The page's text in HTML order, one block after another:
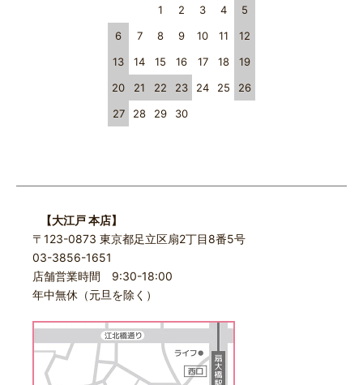
1
2 3 4
5
6
7 8 9 10 11
12
13
14 15 16 17 18
19
20
21 22 23 24 25
26
27
28 29 30
【大江戸 本店】
〒123-0873 東京都足立区扇2丁目8番5号
03-3856-1651
店舗営業時間 9:30-18:00
年中無休（元旦を除く）